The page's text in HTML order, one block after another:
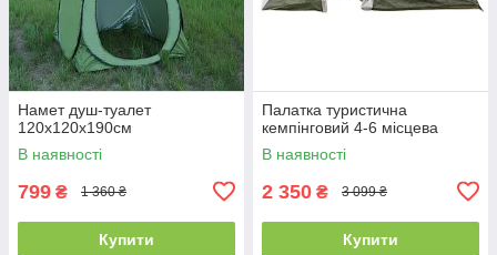
Намет душ-туалет
120х120х190см
В наявності
799 ₴ 1 360 ₴
Купити
Палатка туристична
кемпінговий 4-6 місцева
В наявності
2 350 ₴ 3 099 ₴
Купити